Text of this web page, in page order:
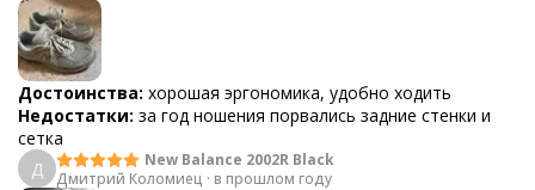
Достоинства: хорошая эргономика, удобно ходить
Недостатки: за год ношения порвались задние стенки и
сетка
Д
New Balance 2002R Black
Дмитрий Коломиец · в прошлом году